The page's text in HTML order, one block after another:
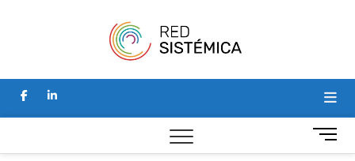
PERSPECTIVAS
SISTÉMICAS.
facebook
linkedin
B
o